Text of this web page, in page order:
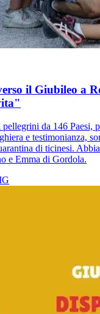
il Giubileo a
da 146 Paesi,
e testimonianza,
di ticinesi.
e Emma di Gordola.